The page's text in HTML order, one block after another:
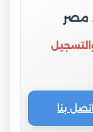
مصر
اتصل بنا